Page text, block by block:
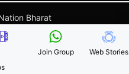
Bharat
Terms and Conditions
Join Group Web Stories